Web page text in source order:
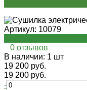
Артикул: 10079
0 отзывов
В наличии: 1 шт
19 200 руб.
19 200 руб.
-